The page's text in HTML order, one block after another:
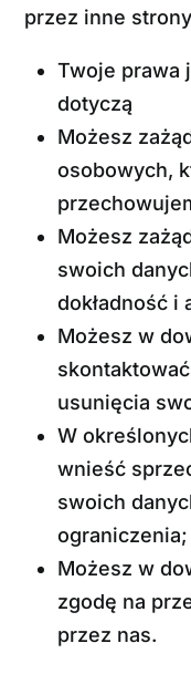
przez inne
Twoje prawa
dotyczą
Możesz
osobowych,
Możesz
swoich
dokładność i
Możesz w
usunięcia
W
wnieść
swoich
ograniczenia;
Możesz w
zgodę na
przez nas.